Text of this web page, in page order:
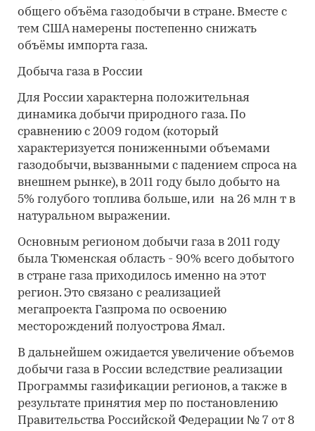
общего объёма газодобычи в стране. Вместе с
тем США намерены постепенно снижать
объёмы импорта газа.
Добыча газа в России
Для России характерна положительная
динамика добычи природного газа. По
сравнению с 2009 годом (который
характеризуется пониженными объемами
газодобычи, вызванными с падением спроса на
внешнем рынке), в 2011 году было добыто на
5% голубого топлива больше, или на 26 млн т в
натуральном выражении.
Основным регионом добычи газа в 2011 году
была Тюменская область - 90% всего добытого
в стране газа приходилось именно на этот
регион. Это связано с реализацией
мегапроекта Газпрома по освоению
месторождений полуострова Ямал.
В дальнейшем ожидается увеличение объемов
добычи газа в России вследствие реализации
Программы газификации регионов, а также в
результате принятия мер по постановлению
Правительства Российской Федерации № 7 от 8